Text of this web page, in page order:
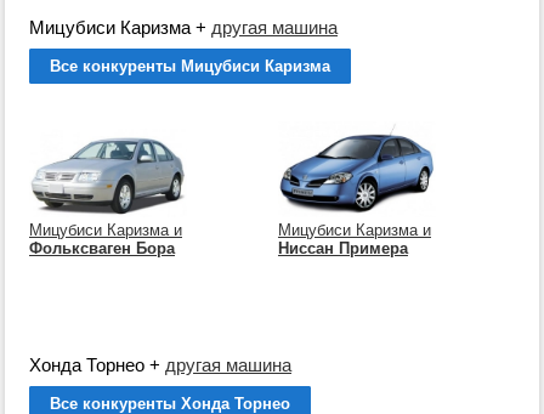
Мицубиси Каризма + другая машина
Все конкуренты Мицубиси Каризма
Мицубиси Каризма и
Фольксваген Бора
Мицубиси Каризма и
Ниссан Примера
Хонда Торнео + другая машина
Все конкуренты Хонда Торнео